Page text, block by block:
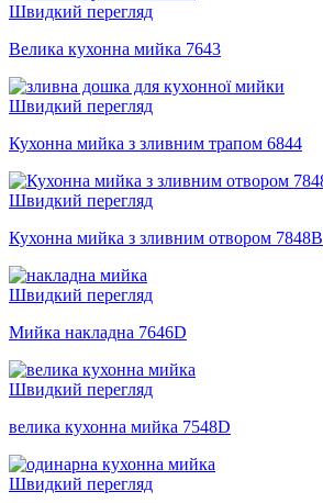
Швидкий перегляд
Велика кухонна мийка 7643
Швидкий перегляд
Кухонна мийка з зливним трапом 6844
Швидкий перегляд
Кухонна мийка з зливним отвором 7848B
Швидкий перегляд
Мийка накладна 7646D
Швидкий перегляд
велика кухонна мийка 7548D
Швидкий перегляд